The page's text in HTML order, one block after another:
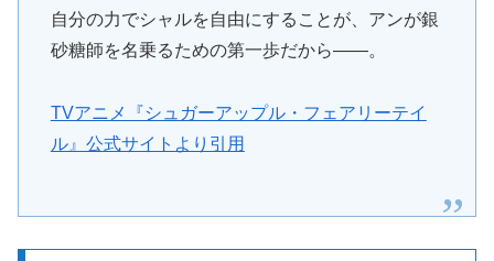
自分の力でシャルを自由にすることが、アンが銀
砂糖師を名乗るための第一歩だから――。
TVアニメ『シュガーアップル・フェアリーテイ
ル』公式サイトより引用